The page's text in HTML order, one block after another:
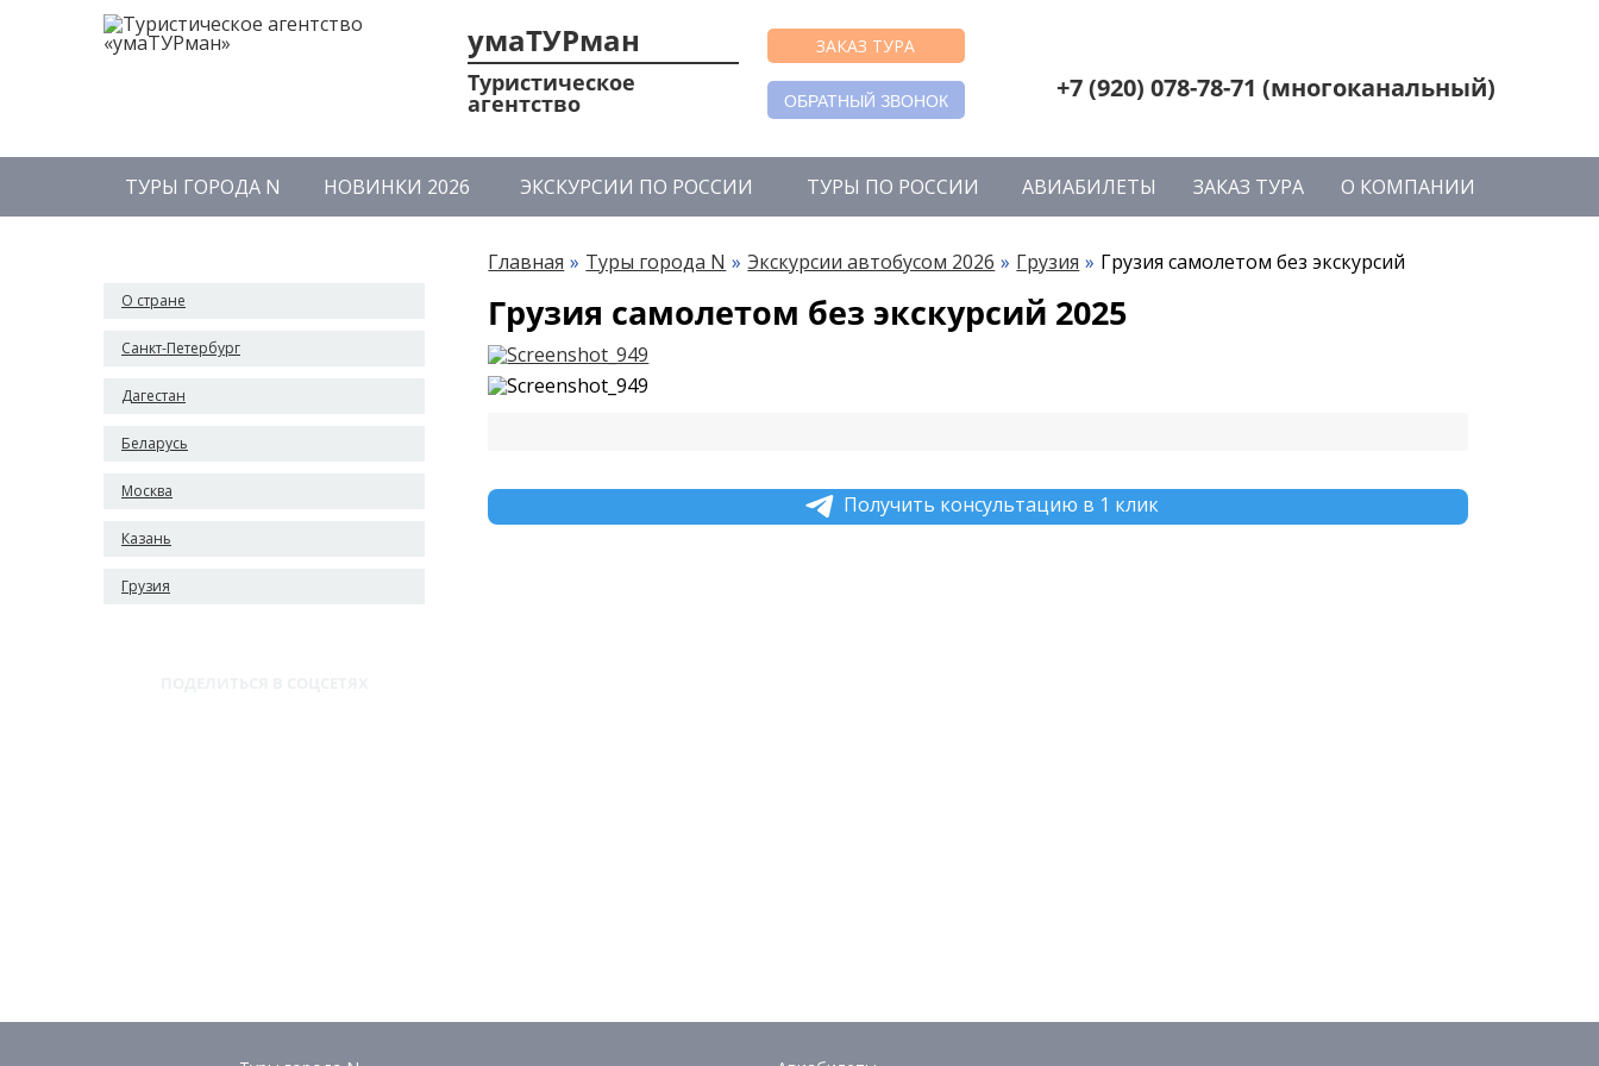
умаТУРман
Туристическое
агентство
ЗАКАЗ ТУРА
ОБРАТНЫЙ ЗВОНОК +7 (920) 078-78-71 (многоканальный)
ТУРЫ ГОРОДА N НОВИНКИ 2026 ЭКСКУРСИИ ПО РОССИИ ТУРЫ ПО РОССИИ АВИАБИЛЕТЫ ЗАКАЗ ТУРА О КОМПАНИИ
Главная Туры города N Экскурсии автобусом 2026 Грузия Грузия самолетом без экскурсий
Грузия самолетом без экскурсий 2025
Получить консультацию в 1 клик
О стране
Санкт-Петербург
Дагестан
Беларусь
Москва
Казань
Грузия